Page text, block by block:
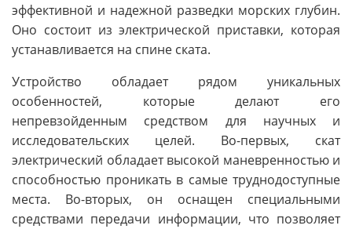
эффективной и надежной разведки морских глубин.
Оно состоит из электрической приставки, которая
устанавливается на спине ската.
Устройство обладает рядом уникальных
особенностей, которые делают его
непревзойденным средством для научных и
исследовательских целей. Во-первых, скат
электрический обладает высокой маневренностью и
способностью проникать в самые труднодоступные
места. Во-вторых, он оснащен специальными
средствами передачи информации, что позволяет